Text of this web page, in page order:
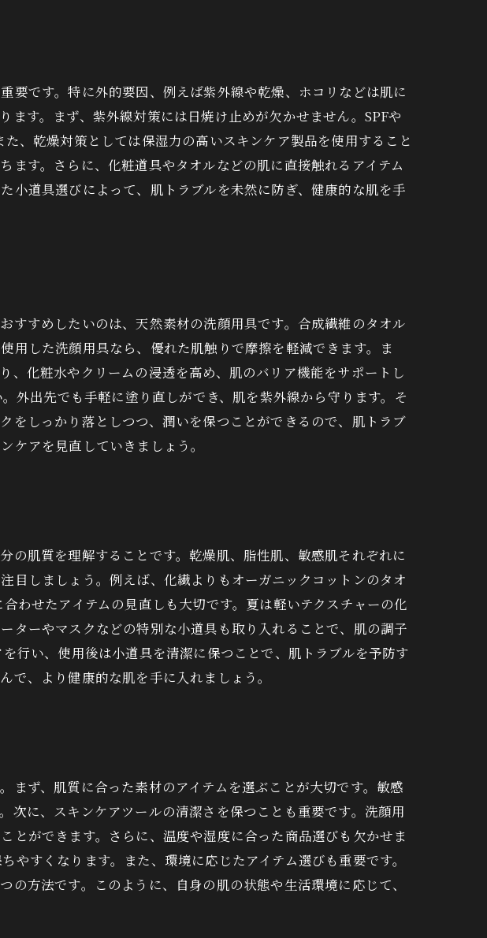
要です。特に外的要因、例えば紫外線や乾燥、ホコリなどは肌に
す。まず、紫外線対策には日焼け止めが欠かせません。SPFや
、乾燥対策としては保湿力の高いスキンケア製品を使用すること
す。さらに、化粧道具やタオルなどの肌に直接触れるアイテム
小道具選びによって、肌トラブルを未然に防ぎ、健康的な肌を手
すすめしたいのは、天然素材の洗顔用具です。合成繊維のタオル
用した洗顔用具なら、優れた肌触りで摩擦を軽減できます。ま
、化粧水やクリームの浸透を高め、肌のバリア機能をサポートし
外出先でも手軽に塗り直しができ、肌を紫外線から守ります。そ
をしっかり落としつつ、潤いを保つことができるので、肌トラブ
ケアを見直していきましょう。
の肌質を理解することです。乾燥肌、脂性肌、敏感肌それぞれに
目しましょう。例えば、化繊よりもオーガニックコットンのタオ
わせたアイテムの見直しも大切です。夏は軽いテクスチャーの化
ターやマスクなどの特別な小道具も取り入れることで、肌の調子
行い、使用後は小道具を清潔に保つことで、肌トラブルを予防す
、より健康的な肌を手に入れましょう。
ず、肌質に合った素材のアイテムを選ぶことが大切です。敏感
次に、スキンケアツールの清潔さを保つことも重要です。洗顔用
とができます。さらに、温度や湿度に合った商品選びも欠かせま
すくなります。また、環境に応じたアイテム選びも重要です。
方法です。このように、自身の肌の状態や生活環境に応じて、